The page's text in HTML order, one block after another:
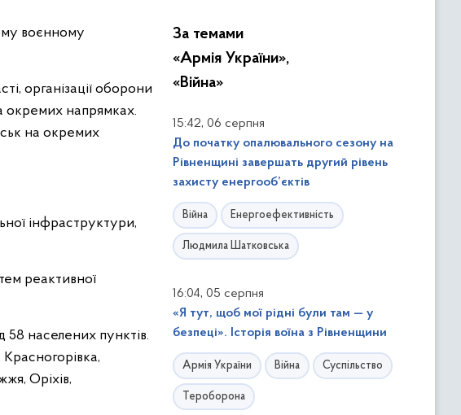
організації оборони
окремих напрямках.
на окремих
інфраструктури,
реактивної
58 населених пунктів.
Оріхів,
За темами
«Армія України»,
«Війна»
15:42, 06 серпня
До початку опалювального сезону на
Рівненщині завершать другий рівень
захисту енергооб’єктів
Війна Енергоефективність
Людмила Шатковська
16:04, 05 серпня
«Я тут, щоб мої рідні були там — у
безпеці». Історія воїна з Рівненщини
Армія України Війна Суспільство
Тероборона